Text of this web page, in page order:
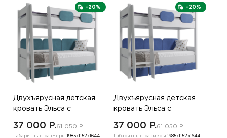
-20%
Двухъярусная детская
кровать Эльса с
37 000 P.61 050 P.
Габаритные размеры: 1985х1152х1644
-20%
Двухъярусная детская
кровать Эльса с
37 000 P.61 050 P.
Габаритные размеры: 1985х1152х1644